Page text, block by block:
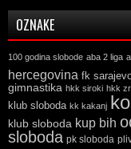
OZNAKE
100 godina slobode aba 2 liga
hercegovina fk
gimnastika hkk siroki hkk
klub sloboda kk kakanj
klub sloboda kup bih
sloboda pk sloboda